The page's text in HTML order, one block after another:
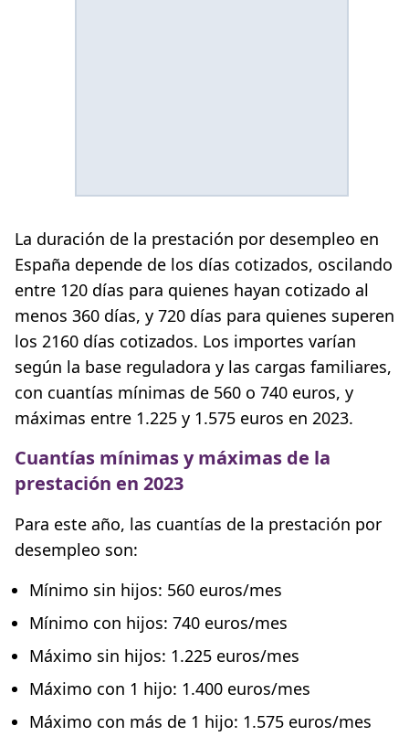
La duración de la prestación por desempleo en
España depende de los días cotizados, oscilando
entre 120 días para quienes hayan cotizado al
menos 360 días, y 720 días para quienes superen
los 2160 días cotizados. Los importes varían
según la base reguladora y las cargas familiares,
con cuantías mínimas de 560 o 740 euros, y
máximas entre 1.225 y 1.575 euros en 2023.
Cuantías mínimas y máximas de la
prestación en 2023
Para este año, las cuantías de la prestación por
desempleo son:
Mínimo sin hijos: 560 euros/mes
Mínimo con hijos: 740 euros/mes
Máximo sin hijos: 1.225 euros/mes
Máximo con 1 hijo: 1.400 euros/mes
Máximo con más de 1 hijo: 1.575 euros/mes